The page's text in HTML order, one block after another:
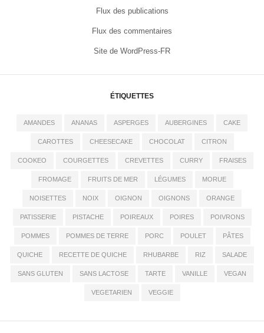
Flux des publications
Flux des commentaires
Site de WordPress-FR
ÉTIQUETTES
AMANDES ANANAS ASPERGES AUBERGINES CAKE
CAROTTES CHEESECAKE CHOCOLAT CITRON
COOKEO COURGETTES CREVETTES CURRY FRAISES
FROMAGE FRUITS DE MER LÉGUMES MORUE
NOISETTES NOIX OIGNON OIGNONS ORANGE
PATISSERIE PISTACHE POIREAUX POIRES POIVRONS
POMMES POMMES DE TERRE PORC POULET PÂTES
QUICHE RECETTE DE QUICHE RHUBARBE RIZ SALADE
SANS GLUTEN SANS LACTOSE TARTE VANILLE VEGAN
VEGETARIEN VEGGIE